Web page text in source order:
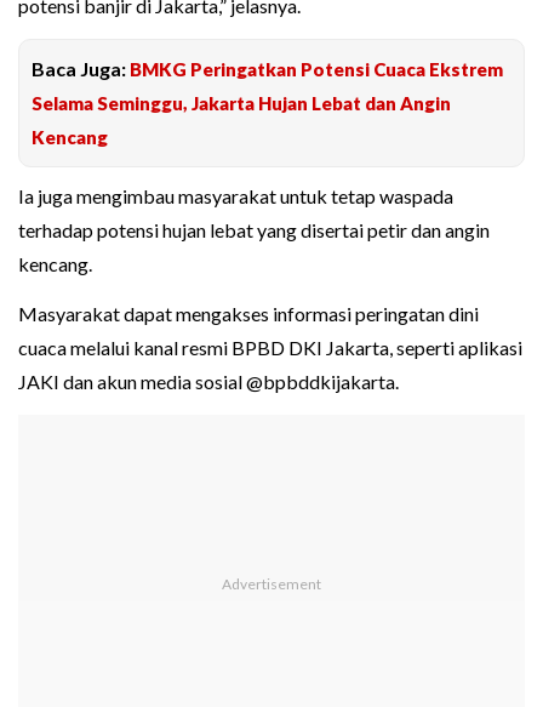
potensi banjir di Jakarta,” jelasnya.
Baca Juga: BMKG Peringatkan Potensi Cuaca Ekstrem
Selama Seminggu, Jakarta Hujan Lebat dan Angin
Kencang
Ia juga mengimbau masyarakat untuk tetap waspada
terhadap potensi hujan lebat yang disertai petir dan angin
kencang.
Masyarakat dapat mengakses informasi peringatan dini
cuaca melalui kanal resmi BPBD DKI Jakarta, seperti aplikasi
JAKI dan akun media sosial @bpbddkijakarta.